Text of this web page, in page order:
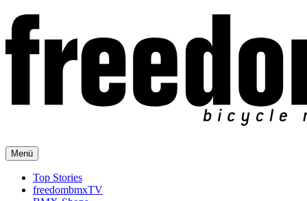
Menü
Top Stories
freedombmxTV